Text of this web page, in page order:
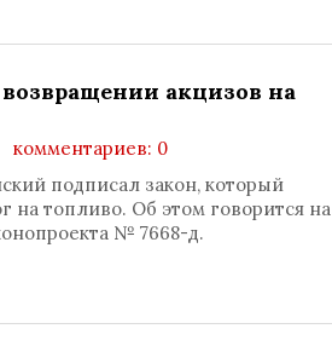
акцизов на
комментариев: 0
подписал закон, который
на топливо. Об этом говорится на
№ 7668-д.